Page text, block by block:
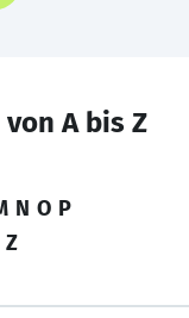
A bis Z
N O P
Z